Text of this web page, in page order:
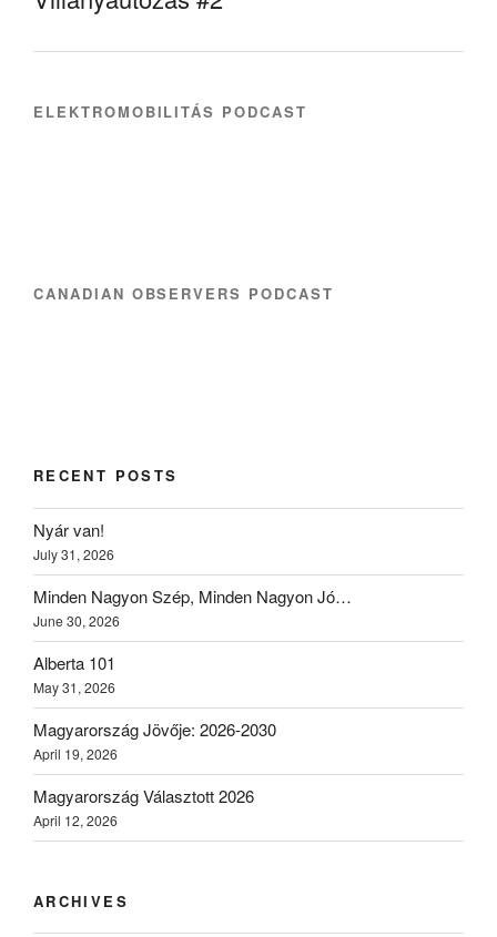
ELEKTROMOBILITÁS PODCAST
CANADIAN OBSERVERS PODCAST
RECENT POSTS
Nyár van!
July 31, 2026
Minden Nagyon Szép, Minden Nagyon Jó…
June 30, 2026
Alberta 101
May 31, 2026
Magyarország Jövője: 2026-2030
April 19, 2026
Magyarország Választott 2026
April 12, 2026
ARCHIVES